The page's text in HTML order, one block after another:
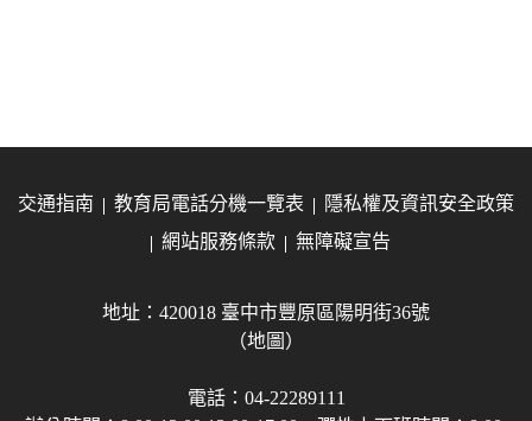
交通指南 教育局電話分機一覽表
隱私權及資訊安全政策
網站服務條款
無障礙宣告
地址：420018 臺中市豐原區陽明街36號
（地圖）
電話：04-22289111